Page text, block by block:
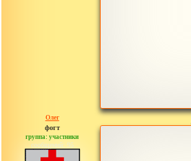
Олег
фогт
группа: участники
сообщений: 95